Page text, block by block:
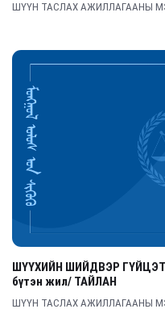
ШҮҮН ТАСЛАХ АЖИЛЛАГААНЫ
ШҮҮХИЙН ШИЙДВЭР
бүтэн жил/ ТАЙЛАН
ШҮҮН ТАСЛАХ АЖИЛЛАГААНЫ